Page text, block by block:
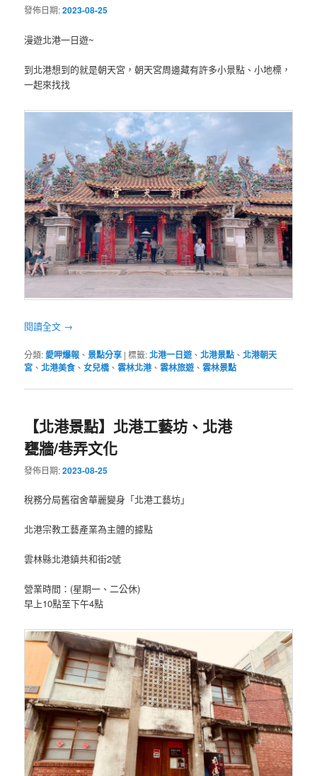
發佈日期:2023-08-25
漫遊北港一日遊~
到北港想到的就是朝天宮，朝天宮周邊藏有許多小景點、小地標，
一起來找找
閱讀全文 →
分類:愛呷爆報 、景點分享 |標籤:北港一日遊 、北港景點 、北港朝天
宮 、北港美食 、女兒橋、雲林北港、雲林旅遊 、雲林景點
【北港景點】北港工藝坊、北港
甕牆/巷弄文化
發佈日期:2023-08-25
稅務分局舊宿舍華麗變身「北港工藝坊」
北港宗教工藝產業為主體的據點
雲林縣北港鎮共和街2號
營業時間：(星期一、二公休)
早上10點至下午4點